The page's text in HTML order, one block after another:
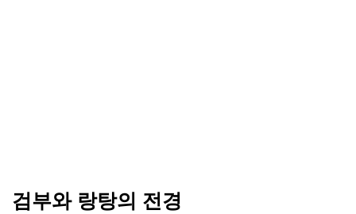
검부와 랑탕의 전경